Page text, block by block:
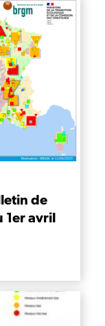
de
1er avril